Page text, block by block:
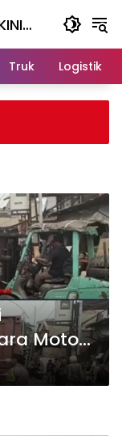
Truk Logistik
Motor